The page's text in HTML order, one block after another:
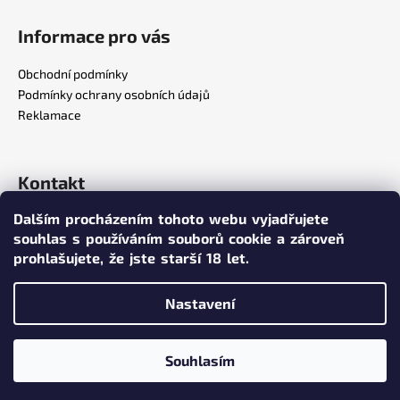
Dalším procházením tohoto webu vyjadřujete
souhlas s používáním souborů cookie a zároveň
prohlašujete, že jste starší 18 let.
Nastavení
Souhlasím
Informace pro vás
Obchodní podmínky
Podmínky ochrany osobních údajů
Reklamace
Kontakt
info @poppersy.cz
+420 734 256 636
poppersy.cz
poppersy.cz. Všechna práva vyhrazena.